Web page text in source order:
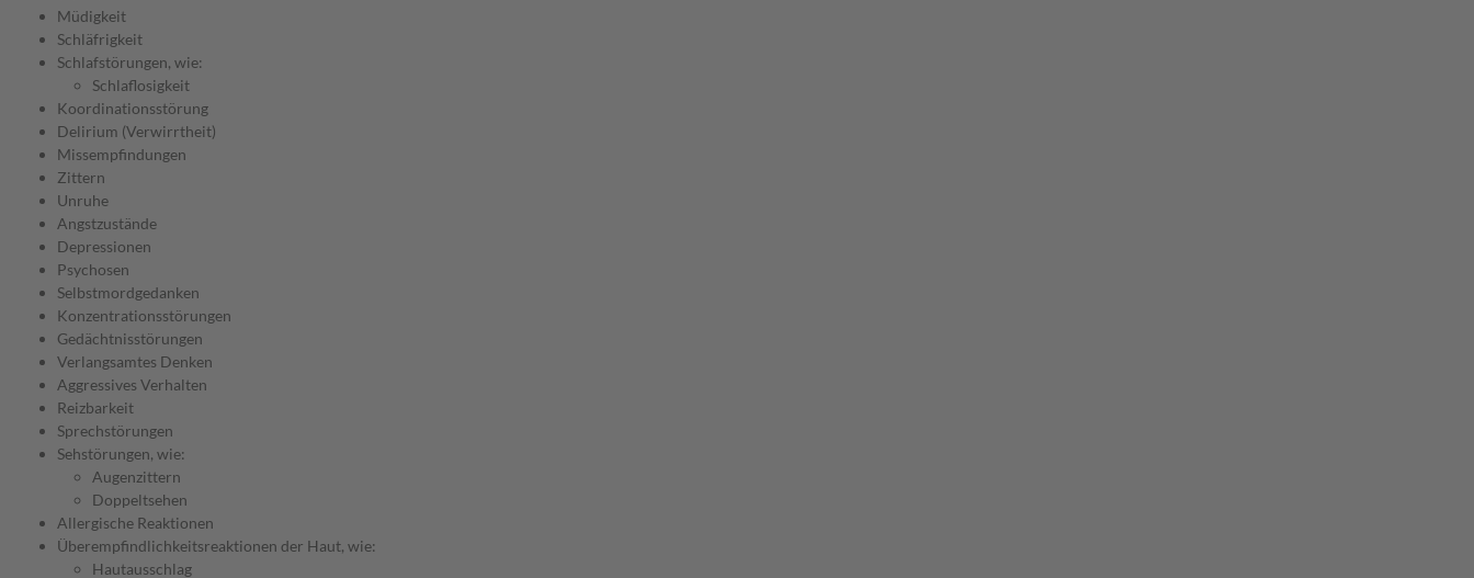
Müdigkeit
Schläfrigkeit
Schlafstörungen, wie:
Schlaflosigkeit
Koordinationsstörung
Delirium (Verwirrtheit)
Missempfindungen
Zittern
Unruhe
Angstzustände
Depressionen
Psychosen
Selbstmordgedanken
Konzentrationsstörungen
Gedächtnisstörungen
Verlangsamtes Denken
Aggressives Verhalten
Reizbarkeit
Sprechstörungen
Sehstörungen, wie:
Augenzittern
Doppeltsehen
Allergische Reaktionen
Überempfindlichkeitsreaktionen der Haut, wie:
Hautausschlag